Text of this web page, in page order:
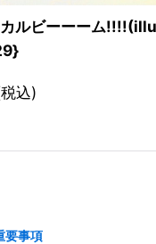
カルビーーーム
込)
要事項